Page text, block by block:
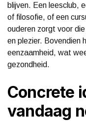
blijven. Een leesclub,
of filosofie, of een
ouderen zorgt voor
en plezier. Bovendien
eenzaamheid, wat
gezondheid.
Concrete
vandaag